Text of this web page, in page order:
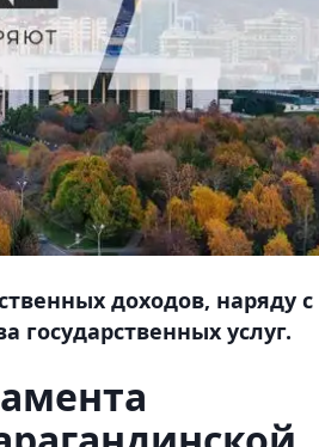
доходов, наряду с
государственных услуг.